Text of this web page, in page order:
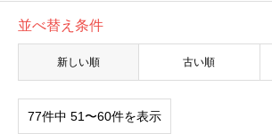
並べ替え条件
新しい順 古い順
77件中 51〜60件を表示